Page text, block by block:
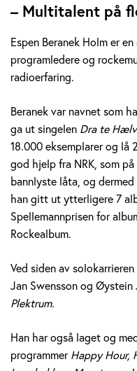
p
e
n
B
e
r
a
n
e
k
H
o
– Multitalent på
Espen Beranek Holm er
programledere og
radioerfaring.
Beranek var navnet som
ga ut singelen Dra te
18.000 eksemplarer og lå
god hjelp fra NRK, som
bannlyste låta, og
han gitt ut ytterligere 7
Spellemannprisen for
Rockealbum.
Ved siden av
Jan Swensson og
Plektrum.
Han har også laget og
programmerHappy Hour,